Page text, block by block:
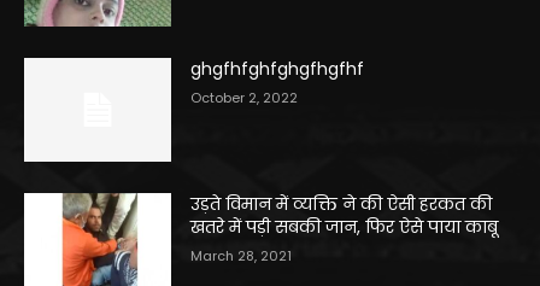
ghgfhfghfghgfhgfhf
October 2, 2022
उड़ते विमान में व्यक्ति ने की ऐसी हरकत की
खतरे में पड़ी सबकी जान, फिर ऐसे पाया काबू
March 28, 2021